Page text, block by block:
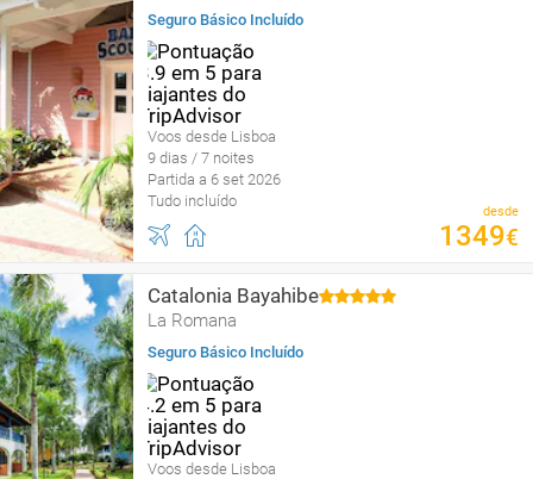
Seguro Básico Incluído
Voos desde Lisboa
9 dias / 7 noites
Partida a 6 set 2026
Tudo incluído
desde
1349€
Catalonia Bayahibe
La Romana
Seguro Básico Incluído
Voos desde Lisboa